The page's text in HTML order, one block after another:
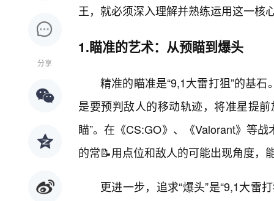
分享
王，就必须深入理解并熟练运用这一核
1.瞄准的艺术：从预瞄到爆头
精准的瞄准是“9,1大雷打狙”的基
是要预判敌人的移动轨迹，将准星提
瞄”。在《CS:GO》、《Valorant》等
的常📝用点位和敌人的可能出现角度，
更进一步，追求“爆头”是“9,1大雷